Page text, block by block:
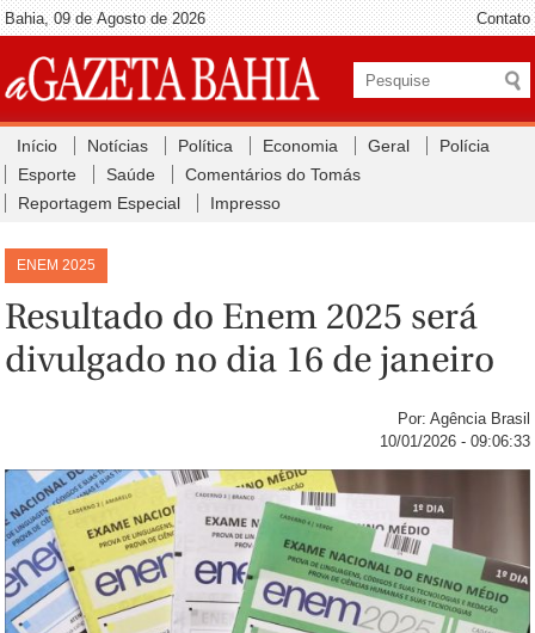
Bahia, 09 de Agosto de 2026 Contato
Início Notícias Política Economia Geral
Polícia
Esporte
Saúde
Comentários do Tomás
Reportagem Especial
Impresso
ENEM 2025
Resultado do Enem 2025 será
divulgado no dia 16 de janeiro
Por: Agência Brasil
10/01/2026 - 09:06:33